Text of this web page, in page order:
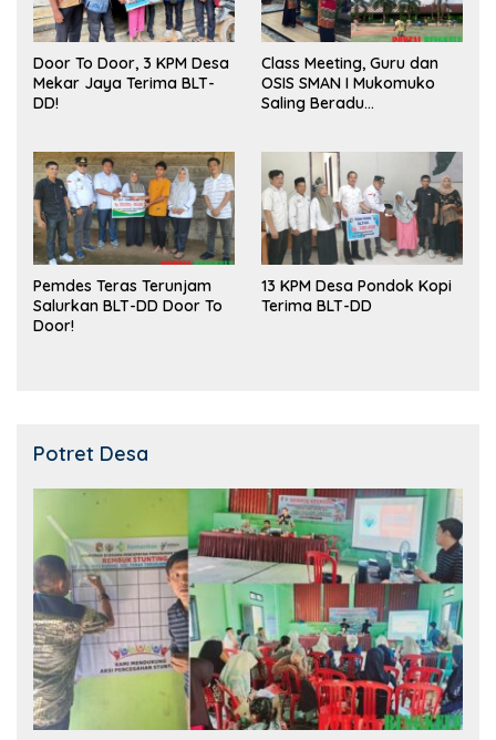
Door To Door, 3 KPM Desa
Mekar Jaya Terima BLT-
DD!
Class Meeting, Guru dan
OSIS SMAN I Mukomuko
Saling Beradu
Pemdes Teras Terunjam
Salurkan BLT-DD Door To
Door!
13 KPM Desa Pondok Kopi
Terima BLT-DD
Potret Desa